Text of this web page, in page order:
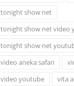
tonight show net
tonight show net video
tonight show net
video aneka safari
video youtube
vita